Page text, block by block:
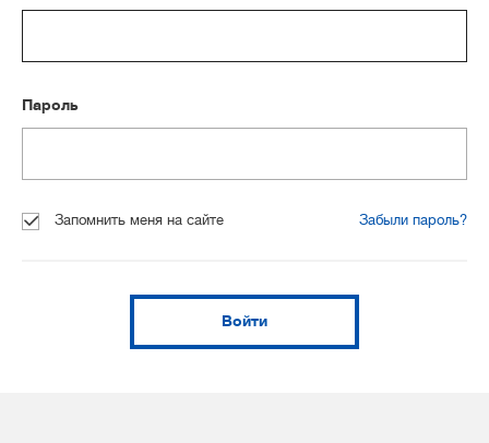
Пароль
Запомнить меня на сайте Забыли пароль?
Войти